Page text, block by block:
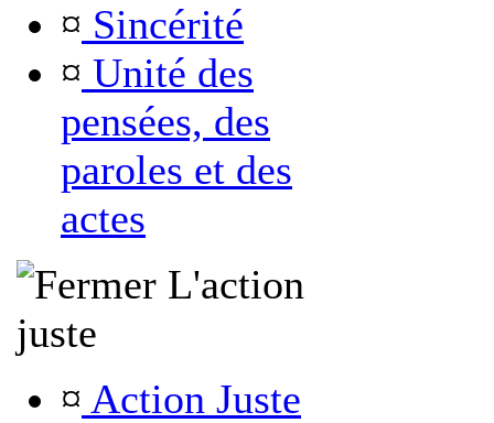
¤ Sincérité
¤ Unité des
pensées, des
paroles et des
actes
L'action
juste
¤ Action Juste